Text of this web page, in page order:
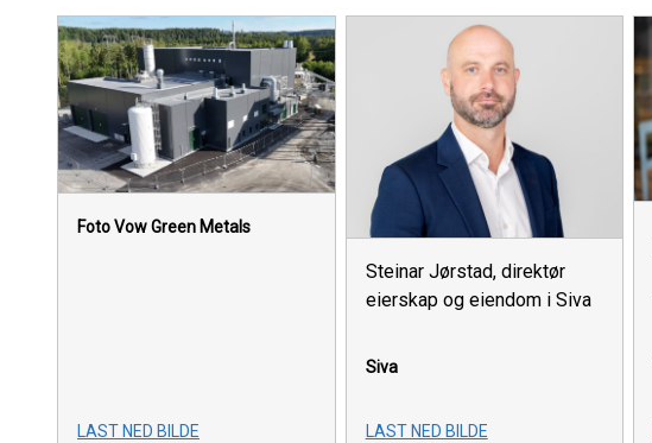
Foto Vow Green Metals
LAST NED BILDE
Steinar Jørstad, direktør
eierskap og eiendom i Siva
Siva
LAST NED BILDE